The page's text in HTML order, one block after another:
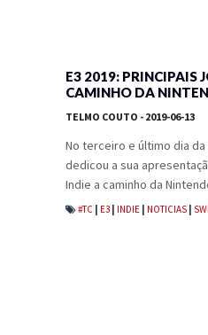
E3 2019: PRINCIPAIS
CAMINHO DA
TELMO COUTO - 2019-06-13
No terceiro e último dia da
dedicou a sua
Indie a caminho da
#TC E3 INDIE NOTICIAS